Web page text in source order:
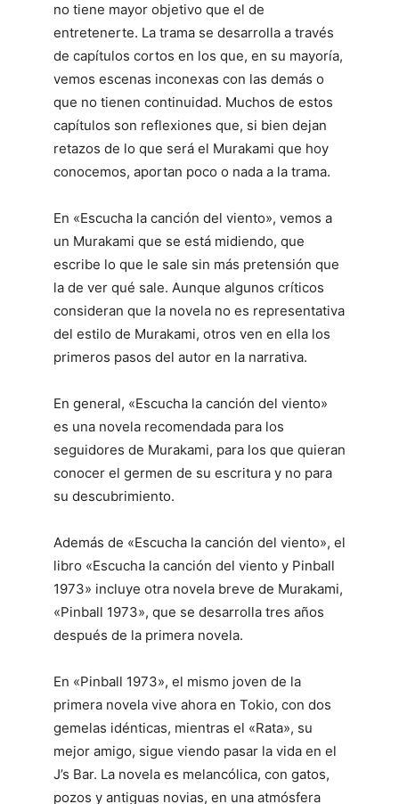
no tiene mayor objetivo que el de
entretenerte. La trama se desarrolla a través
de capítulos cortos en los que, en su mayoría,
vemos escenas inconexas con las demás o
que no tienen continuidad. Muchos de estos
capítulos son reflexiones que, si bien dejan
retazos de lo que será el Murakami que hoy
conocemos, aportan poco o nada a la trama.
En «Escucha la canción del viento», vemos a
un Murakami que se está midiendo, que
escribe lo que le sale sin más pretensión que
la de ver qué sale. Aunque algunos críticos
consideran que la novela no es representativa
del estilo de Murakami, otros ven en ella los
primeros pasos del autor en la narrativa.
En general, «Escucha la canción del viento»
es una novela recomendada para los
seguidores de Murakami, para los que quieran
conocer el germen de su escritura y no para
su descubrimiento.
Además de «Escucha la canción del viento», el
libro «Escucha la canción del viento y Pinball
1973» incluye otra novela breve de Murakami,
«Pinball 1973», que se desarrolla tres años
después de la primera novela.
En «Pinball 1973», el mismo joven de la
primera novela vive ahora en Tokio, con dos
gemelas idénticas, mientras el «Rata», su
mejor amigo, sigue viendo pasar la vida en el
J’s Bar. La novela es melancólica, con gatos,
pozos y antiguas novias, en una atmósfera